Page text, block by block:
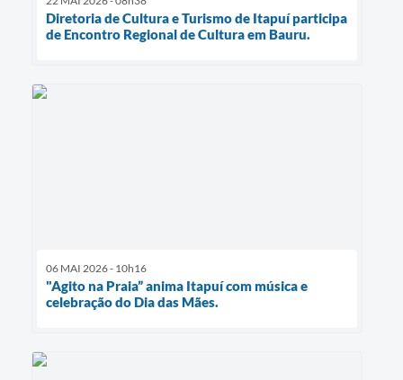
Diretoria de Cultura e Turismo de Itapuí participa
de Encontro Regional de Cultura em Bauru.
06 MAI 2026 - 10h16
"Agito na Praia” anima Itapuí com música e
celebração do Dia das Mães.